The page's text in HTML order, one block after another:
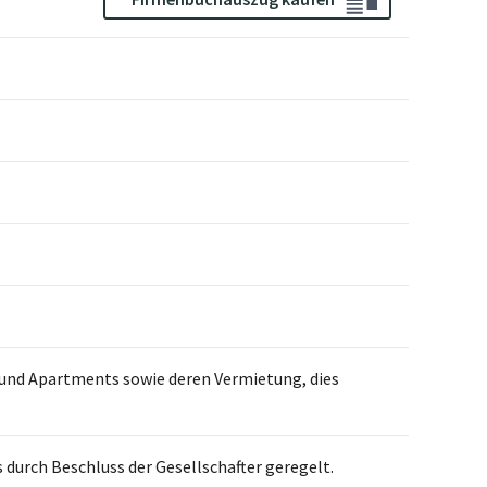
Apartments sowie deren Vermietung, dies
Beschluss der Gesellschafter geregelt.